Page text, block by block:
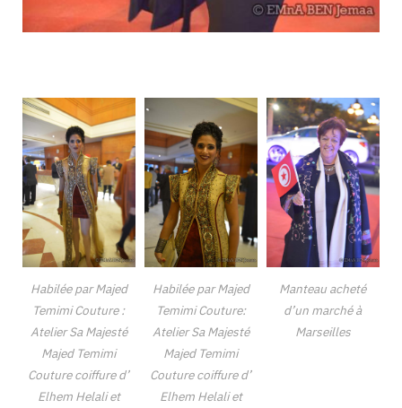
Habilée par Majed
Temimi Couture :
Atelier Sa Majesté
Majed Temimi
Couture coiffure d’
Elhem Helali et
Habilée par Majed
Temimi Couture:
Atelier Sa Majesté
Majed Temimi
Couture coiffure d’
Elhem Helali et
Manteau acheté
d’un marché à
Marseilles